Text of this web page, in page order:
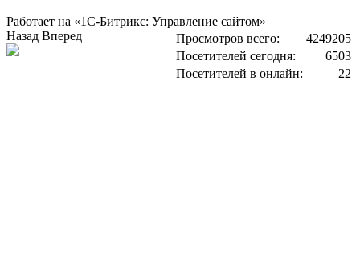
Работает на «1С-Битрикс: Управление сайтом»
Просмотров всего:
4249205
Посетителей сегодня:
6503
Посетителей в онлайн:
22
Назад Вперед